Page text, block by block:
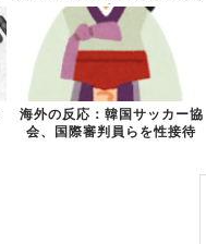
買収...
海外の反応：韓国サッカー協
会、国際審判員らを性接待